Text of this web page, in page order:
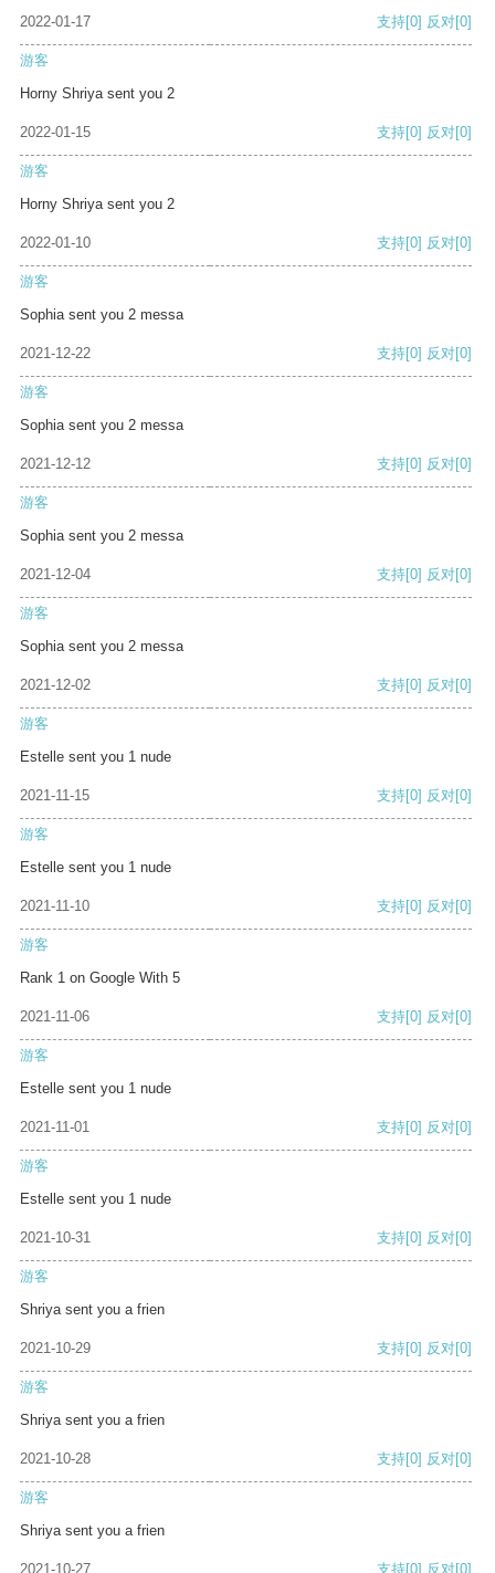
2022-01-17 支持[0] 反对[0]
游客
Horny Shriya sent you 2
2022-01-15 支持[0] 反对[0]
游客
Horny Shriya sent you 2
2022-01-10 支持[0] 反对[0]
游客
Sophia sent you 2 messa
2021-12-22 支持[0] 反对[0]
游客
Sophia sent you 2 messa
2021-12-12 支持[0] 反对[0]
游客
Sophia sent you 2 messa
2021-12-04 支持[0] 反对[0]
游客
Sophia sent you 2 messa
2021-12-02 支持[0] 反对[0]
游客
Estelle sent you 1 nude
2021-11-15 支持[0] 反对[0]
游客
Estelle sent you 1 nude
2021-11-10 支持[0] 反对[0]
游客
Rank 1 on Google With 5
2021-11-06 支持[0] 反对[0]
游客
Estelle sent you 1 nude
2021-11-01 支持[0] 反对[0]
游客
Estelle sent you 1 nude
2021-10-31 支持[0] 反对[0]
游客
Shriya sent you a frien
2021-10-29 支持[0] 反对[0]
游客
Shriya sent you a frien
2021-10-28 支持[0] 反对[0]
游客
Shriya sent you a frien
2021-10-27 支持[0] 反对[0]